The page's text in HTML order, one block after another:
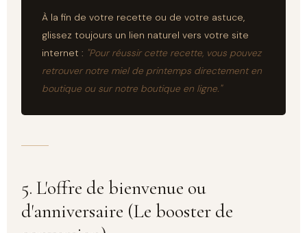
À la fin de votre recette ou de votre astuce,
glissez toujours un lien naturel vers votre site
internet : "Pour réussir cette recette, vous pouvez
retrouver notre miel de printemps directement en
boutique ou sur notre boutique en ligne."
5. L'offre de bienvenue ou
d'anniversaire (Le booster de